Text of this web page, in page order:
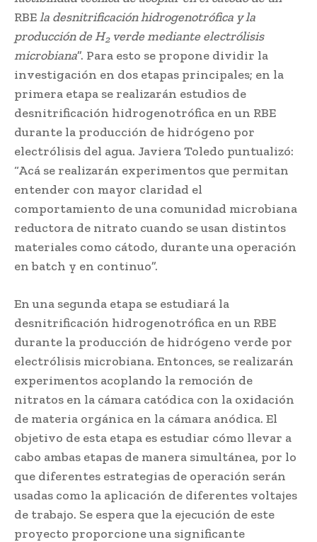
RBEla desnitrificación hidrogenotrófica y la
producción de H2verde mediante electrólisis
microbiana”. Para esto se propone dividir la
investigación en dos etapas principales; en la
primera etapa se realizarán estudios de
desnitrificación hidrogenotrófica en un RBE
durante la producción de hidrógeno por
electrólisis del agua. Javiera Toledo puntualizó:
“Acá se realizarán experimentos que permitan
entender con mayor claridad el
comportamiento de una comunidad microbiana
reductora de nitrato cuando se usan distintos
materiales como cátodo, durante una operación
en batch y en continuo”.
En una segunda etapa se estudiará la
desnitrificación hidrogenotrófica en un RBE
durante la producción de hidrógeno verde por
electrólisis microbiana. Entonces, se realizarán
experimentos acoplando la remoción de
nitratos en la cámara catódica con la oxidación
de materia orgánica en la cámara anódica. El
objetivo de esta etapa es estudiar cómo llevar a
cabo ambas etapas de manera simultánea, por lo
que diferentes estrategias de operación serán
usadas como la aplicación de diferentes voltajes
de trabajo. Se espera que la ejecución de este
proyecto proporcione una significante